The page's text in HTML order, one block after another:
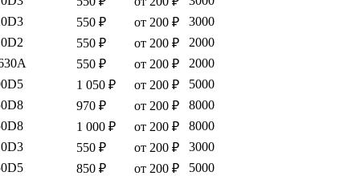
550 ₽ от 200 ₽
3000
550 ₽ от 200 ₽
2000
550 ₽ от 200 ₽
2000
1 050 ₽ от 200 ₽
5000
970 ₽ от 200 ₽
8000
1 000 ₽ от 200 ₽
8000
550 ₽ от 200 ₽
3000
850 ₽ от 200 ₽
5000